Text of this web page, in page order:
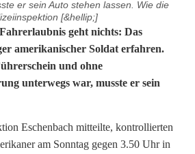
er sein Auto stehen lassen. Wie die
[&hellip;]
geht nichts: Das
amerikanischer Soldat erfahren.
und ohne
unterwegs war, musste er sein
Eschenbach mitteilte, kontrollierten
am Sonntag gegen 3.50 Uhr in